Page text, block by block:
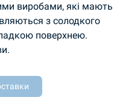
виробами, які мають
з солодкого
поверхнею.